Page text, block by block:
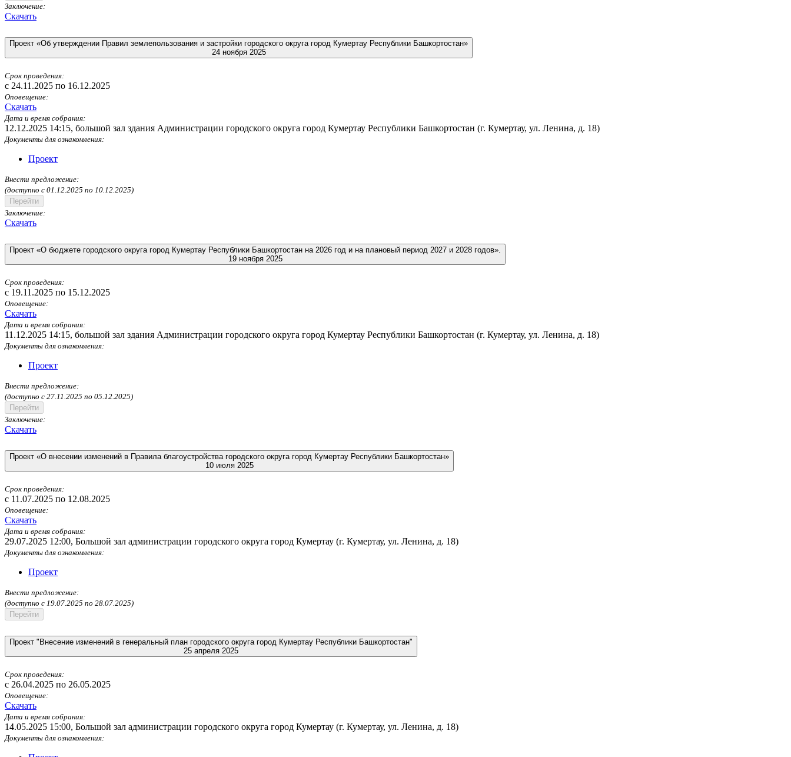
Заключение:
Скачать
Проект «Об утверждении Правил землепользования и застройки городского округа город Кумертау Республики Башкортостан»
24 ноября 2025
Срок проведения:
c 24.11.2025 по 16.12.2025
Оповещение:
Скачать
Дата и время собрания:
12.12.2025 14:15, большой зал здания Администрации городского округа город Кумертау Республики Башкортостан (г. Кумертау, ул. Ленина, д. 18)
Документы для ознакомления:
Проект
Внести предложение:
(доступно c 01.12.2025 по 10.12.2025)
Перейти
Заключение:
Скачать
Проект «О бюджете городского округа город Кумертау Республики Башкортостан на 2026 год и на плановый период 2027 и 2028 годов».
19 ноября 2025
Срок проведения:
c 19.11.2025 по 15.12.2025
Оповещение:
Скачать
Дата и время собрания:
11.12.2025 14:15, большой зал здания Администрации городского округа город Кумертау Республики Башкортостан (г. Кумертау, ул. Ленина, д. 18)
Документы для ознакомления:
Проект
Внести предложение:
(доступно c 27.11.2025 по 05.12.2025)
Перейти
Заключение:
Скачать
Проект «О внесении изменений в Правила благоустройства городского округа город Кумертау Республики Башкортостан»
10 июля 2025
Срок проведения:
c 11.07.2025 по 12.08.2025
Оповещение:
Скачать
Дата и время собрания:
29.07.2025 12:00, Большой зал администрации городского округа город Кумертау (г. Кумертау, ул. Ленина, д. 18)
Документы для ознакомления:
Проект
Внести предложение:
(доступно c 19.07.2025 по 28.07.2025)
Перейти
Проект "Внесение изменений в генеральный план городского округа город Кумертау Республики Башкортостан"
25 апреля 2025
Срок проведения:
c 26.04.2025 по 26.05.2025
Оповещение:
Скачать
Дата и время собрания:
14.05.2025 15:00, Большой зал администрации городского округа город Кумертау (г. Кумертау, ул. Ленина, д. 18)
Документы для ознакомления: